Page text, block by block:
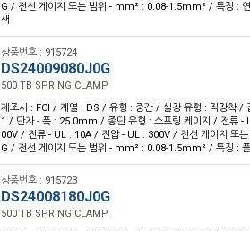
G / 전선 게이지 또는 범위 - mm² : 0.08-1.5mm² / 특징 :
색
상품번호 : 915724
DS24009080J0G
500 TB SPRING CLAMP
제조사 : FCI / 계열 : DS / 유형 : 중간 / 실장 유형 : 직장착 /
1 / 단자 - 폭 : 25.0mm / 종단 유형 : 스프링 케이지 / 전류 -
00V / 전류 - UL : 10A / 전압 - UL : 300V / 전선 게이지 또
G / 전선 게이지 또는 범위 - mm² : 0.08-1.5mm² / 특징 :
상품번호 : 915723
DS24008180J0G
500 TB SPRING CLAMP